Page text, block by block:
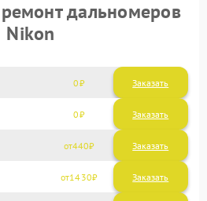
дальномеров
Nikon
0 Заказать
0 Заказать
440
1430